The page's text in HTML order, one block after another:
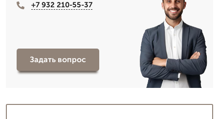
+7 932 210-55-37
Задать вопрос